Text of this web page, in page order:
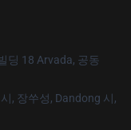
딩 18 Arvada, 공동
, 장쑤성, Dandong 시,